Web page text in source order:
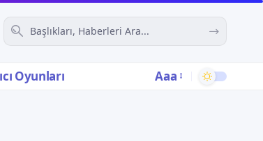
Oyunları Aaa